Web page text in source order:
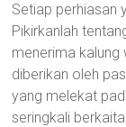
Setiap perhiasan
Pikirkanlah
menerima kalung
diberikan oleh
yang melekat
seringkali